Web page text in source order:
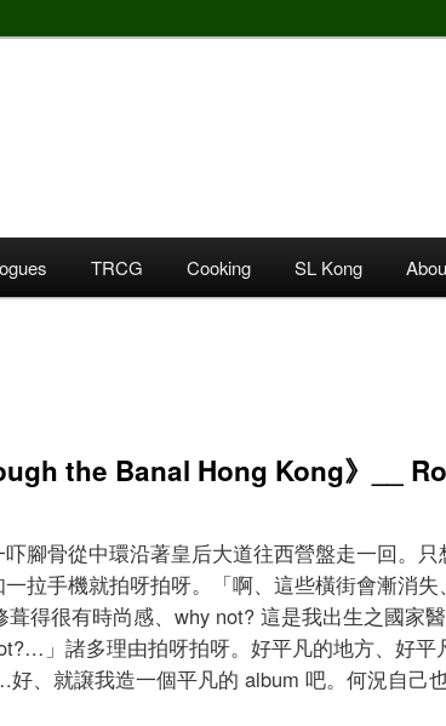
TRCG Cooking SL Kong
the Banal Hong Kong》__
腳骨從中環沿著皇后大道往西營盤走一回。只
拉手機就拍呀拍呀。「啊、這些橫街會漸消失
葺得很有時尚感、why not? 這是我出生之國家
」諸多理由拍呀拍呀。好平凡的地方、好平
、就譲我造一個平凡的 album 吧。何況自己